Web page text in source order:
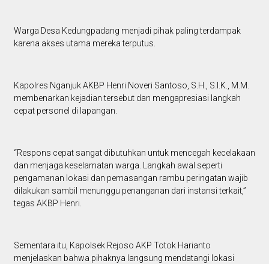
Warga Desa Kedungpadang menjadi pihak paling terdampak
karena akses utama mereka terputus.
Kapolres Nganjuk AKBP Henri Noveri Santoso, S.H., S.I.K., M.M.
membenarkan kejadian tersebut dan mengapresiasi langkah
cepat personel di lapangan.
“Respons cepat sangat dibutuhkan untuk mencegah kecelakaan
dan menjaga keselamatan warga. Langkah awal seperti
pengamanan lokasi dan pemasangan rambu peringatan wajib
dilakukan sambil menunggu penanganan dari instansi terkait,”
tegas AKBP Henri.
Sementara itu, Kapolsek Rejoso AKP Totok Harianto
menjelaskan bahwa pihaknya langsung mendatangi lokasi